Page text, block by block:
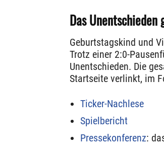
Das Unentschieden
Geburtstagskind und
Trotz einer 2:0-
Unentschieden. Die
Startseite verlinkt, im
Ticker-Nachlese
Spielbericht
Pressekonferenz: